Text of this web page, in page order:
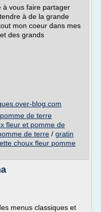
à vous faire partager
à de la grande
mon coeur dans mes
des grands
blog.com
de terre
fleur et pomme de
de terre / gratin
choux fleur pomme
menus classiques et